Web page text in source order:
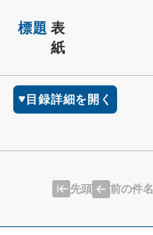
標題 表
紙
目録詳細を開く
先頭 前の件名